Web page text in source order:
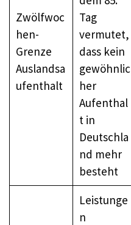
Zwölfwoc
hen-
Grenze
Auslandsa
ufenthalt
Tag
vermutet,
dass kein
gewöhnlic
her
Aufenthal
t in
Deutschla
nd mehr
besteht
Leistunge
n